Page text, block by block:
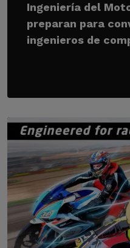
Ingeniería del
preparan para
ingenieros de